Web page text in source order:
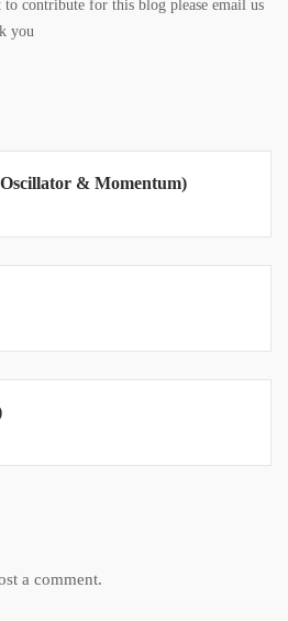
to contribute for this blog please email us
you
(Oscillator & Momentum)
a comment.